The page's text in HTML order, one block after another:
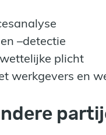
–detectie
plicht
werkgevers en